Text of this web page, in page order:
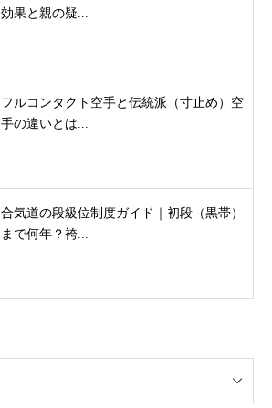
効果と親の疑...
フルコンタクト空手と伝統派（寸止め）空
手の違いとは...
合気道の段級位制度ガイド｜初段（黒帯）
まで何年？袴...